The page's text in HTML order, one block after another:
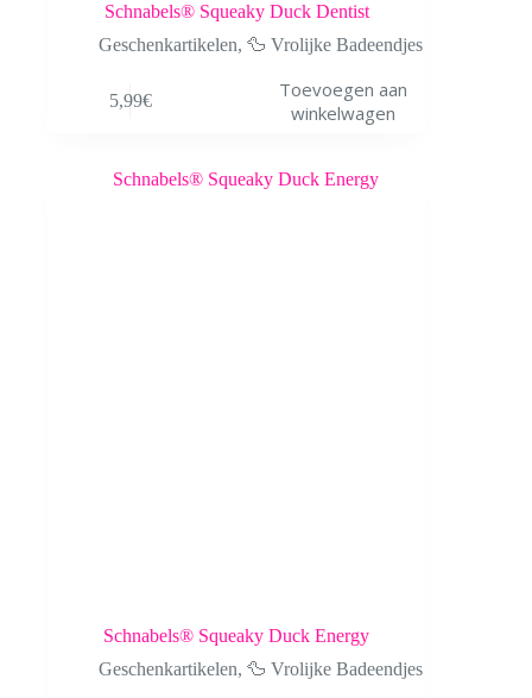
Schnabels® Squeaky Duck Dentist
Geschenkartikelen, 🦆 Vrolijke Badeendjes
5,99€
Toevoegen aan
winkelwagen
Schnabels® Squeaky Duck Energy
Geschenkartikelen, 🦆 Vrolijke Badeendjes